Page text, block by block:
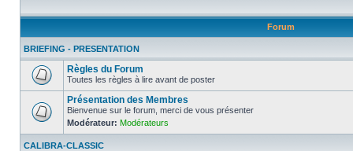
Forum
BRIEFING - PRESENTATION
Règles du Forum
Toutes les règles à lire avant de poster
Présentation des Membres
Bienvenue sur le forum, merci de vous présenter
Modérateur: Modérateurs
CALIBRA-CLASSIC